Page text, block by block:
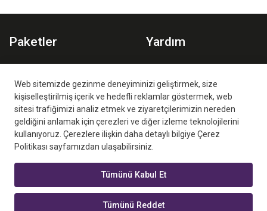
Web sitemizde gezinme deneyiminizi geliştirmek, size
kişiselleştirilmiş içerik ve hedefli reklamlar göstermek, web
sitesi trafiğimizi analiz etmek ve ziyaretçilerimizin nereden
geldiğini anlamak için çerezleri ve diğer izleme teknolojilerini
kullanıyoruz. Çerezlere ilişkin daha detaylı bilgiye Çerez
Politikası sayfamızdan ulaşabilirsiniz.
Tümünü Kabul Et
Tümünü Reddet
Paketler
Spor Paketi
Aile Paketi
Yardım
Planlar
İzleme Ortamları
Sıkça Sorulan Sorular
Digiturk Play Yurtdışı Yetkili Satış Ortağı